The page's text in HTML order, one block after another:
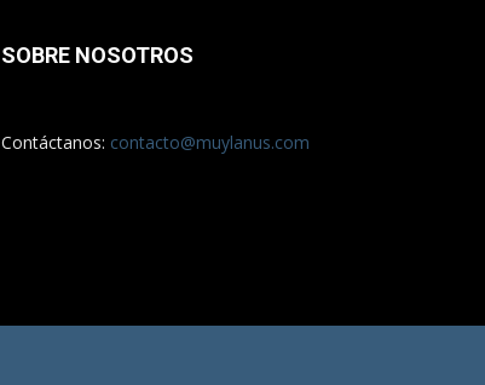
SOBRE NOSOTROS
Contáctanos: contacto@muylanus.com